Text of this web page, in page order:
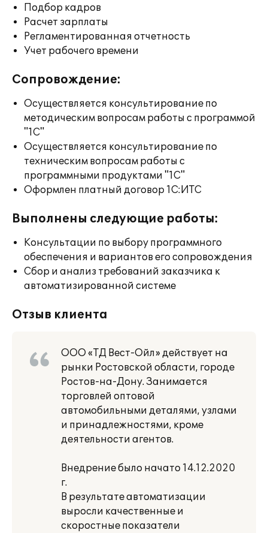
Подбор кадров
Расчет зарплаты
Регламентированная отчетность
Учет рабочего времени
Сопровождение:
Осуществляется консультирование по
методическим вопросам работы с программой
"1С"
Осуществляется консультирование по
техническим вопросам работы с
программными продуктами "1С"
Оформлен платный договор 1С:ИТС
Выполнены следующие работы:
Консультации по выбору программного
обеспечения и вариантов его сопровождения
Сбор и анализ требований заказчика к
автоматизированной системе
Отзыв клиента
ООО «ТД Вест-Ойл» действует на
рынки Ростовской области, городе
Ростов-на-Дону. Занимается
торговлей оптовой
автомобильными деталями, узлами
и принадлежностями, кроме
деятельности агентов.
Внедрение было начато 14.12.2020
г.
В результате автоматизации
выросли качественные и
скоростные показатели